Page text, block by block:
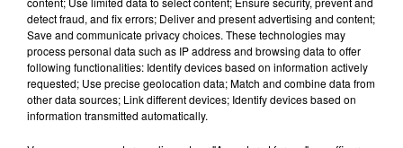
detect fraud, and fix errors; Deliver and present advertising and content;
Save and communicate privacy choices. These technologies may
process personal data such as IP address and browsing data to offer
following functionalities: Identify devices based on information actively
requested; Use precise geolocation data; Match and combine data from
other data sources; Link different devices; Identify devices based on
information transmitted automatically.